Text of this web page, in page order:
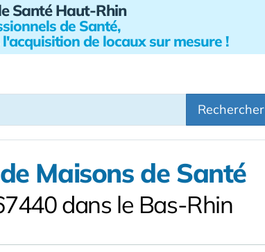
Santé Haut-Rhin
de Santé,
l'acquisition de locaux sur mesure !
Rechercher
Maisons de Santé
dans le Bas-Rhin